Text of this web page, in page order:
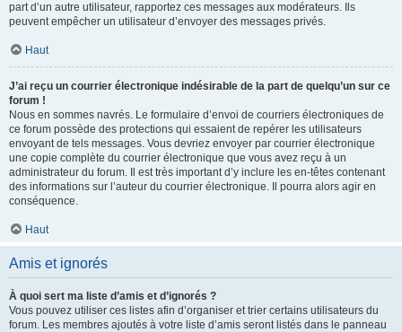
part d’un autre utilisateur, rapportez ces messages aux modérateurs. Ils
peuvent empêcher un utilisateur d’envoyer des messages privés.
Haut
J’ai reçu un courrier électronique indésirable de la part de quelqu’un sur ce
forum !
Nous en sommes navrés. Le formulaire d’envoi de courriers électroniques de
ce forum possède des protections qui essaient de repérer les utilisateurs
envoyant de tels messages. Vous devriez envoyer par courrier électronique
une copie complète du courrier électronique que vous avez reçu à un
administrateur du forum. Il est très important d’y inclure les en-têtes contenant
des informations sur l’auteur du courrier électronique. Il pourra alors agir en
conséquence.
Haut
Amis et ignorés
À quoi sert ma liste d’amis et d’ignorés ?
Vous pouvez utiliser ces listes afin d’organiser et trier certains utilisateurs du
forum. Les membres ajoutés à votre liste d’amis seront listés dans le panneau